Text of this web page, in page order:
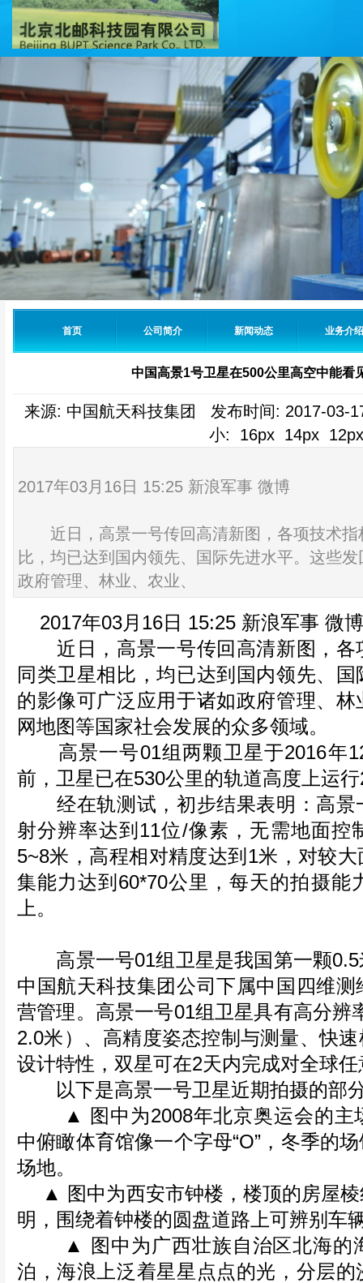
首页 公司简介 新闻动态 业务介绍
中国高景1号卫星在500公里高空中能看
来源: 中国航天科技集团 发布时间: 2017-
小: 16px 14px 12px
2017年03月16日 15:25 新浪军事 微博
近日，高景一号传回高清新图，各项技术指
比，均已达到国内领先、国际先进水平。这些
政府管理、林业、农业、
2017年03月16日 15:25 新浪军事 微
近日，高景一号传回高清新图，各
同类卫星相比，均已达到国内领先、
的影像可广泛应用于诸如政府管理、
网地图等国家社会发展的众多领域。
高景一号01组两颗卫星于2016年
前，卫星已在530公里的轨道高度上运
经在轨测试，初步结果表明：高景
射分辨率达到11位/像素，无需地面控
5~8米，高程相对精度达到1米，对较
集能力达到60*70公里，每天的拍摄能
上。
高景一号01组卫星是我国第一颗0.5
中国航天科技集团公司下属中国四维
营管理。高景一号01组卫星具有高分辨
2.0米）、高精度姿态控制与测量、快
设计特性，双星可在2天内完成对全球
以下是高景一号卫星近期拍摄的部
▲ 图中为2008年北京奥运会的主
中俯瞰体育馆像一个字母“O”，冬季的
场地。
▲ 图中为西安市钟楼，楼顶的房屋棱
明，围绕着钟楼的圆盘道路上可辨别车
▲ 图中为广西壮族自治区北海的
泊，海浪上泛着星星点点的光，分层